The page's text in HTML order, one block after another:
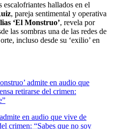
hallados en el
, pareja sentimental y operativa
‘El Monstruo’, revela por
las sombras una de las redes de
incluso desde su ‘exilio’ en
en audio que vive de
crimen: “Sabes que no soy